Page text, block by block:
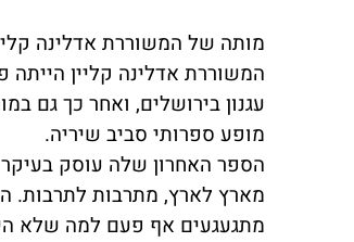
מותה של המשוררת אדלינה
המשוררת אדלינה קליין
עגנון בירושלים, ואחר כך גם
מופע ספרותי סביב שיריה.
הספר האחרון שלה עוסק בעיקר
מארץ לארץ, מתרבות לתרבות.
מתגעגעים אף פעם למה שלא